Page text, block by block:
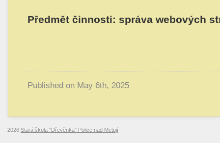
Předmět činnosti: správa webových
Published on May 6th, 2025
2026 Stará škola "Dřevěnka" Police nad Metují